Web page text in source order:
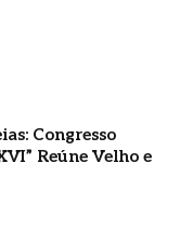
Congresso
Reúne Velho e